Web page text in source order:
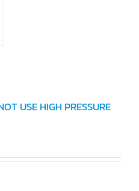
USE HIGH PRESSURE